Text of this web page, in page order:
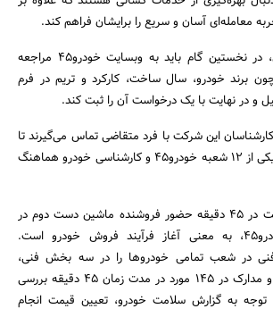
معامله‌ای آسان و سریع را برایشان فراهم کند.
متقاضی فروش ماشین، در نخستین گام باید به وبسایت خودرو۴۵ مراجعه
برند خودرو، سال ساخت، کارکرد و تریم در فرم
و در نهایت با یک درخواست آن را ثبت کند.
این شرکت با فرد متقاضی تماس می‌گیرند تا
زمانی را برای حضور در یکی از ۱۲ شعبه خودرو45 و کارشناسی خودرو هماهنگ
کارشناسی و کشف قیمت در 45 دقیقه حضور فروشنده ماشین دست دوم در
یکی از شعبه‌های خودرو۴۵، به معنی آغاز فرآیند فروش خودرو است.
در شعب تمامی خودروها را در سه بخش فنی،
ظاهری و اصالت اسناد و مدارک در ۱۴۵ مورد در مدت زمان 45 دقیقه بررسی
توجه به گزارش سلامت خودرو، تعیین قیمت انجام